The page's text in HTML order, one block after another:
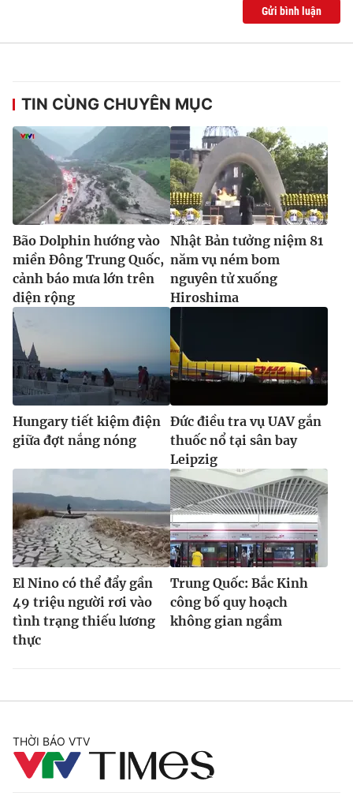
Gửi bình luận
TIN CÙNG CHUYÊN MỤC
Bão Dolphin hướng vào
miền Đông Trung Quốc,
cảnh báo mưa lớn trên
diện rộng
Nhật Bản tưởng niệm 81
năm vụ ném bom
nguyên tử xuống
Hiroshima
Hungary tiết kiệm điện
giữa đợt nắng nóng
Đức điều tra vụ UAV gắn
thuốc nổ tại sân bay
Leipzig
El Nino có thể đẩy gần
49 triệu người rơi vào
tình trạng thiếu lương
thực
Trung Quốc: Bắc Kinh
công bố quy hoạch
không gian ngầm
THỜI BÁO VTV